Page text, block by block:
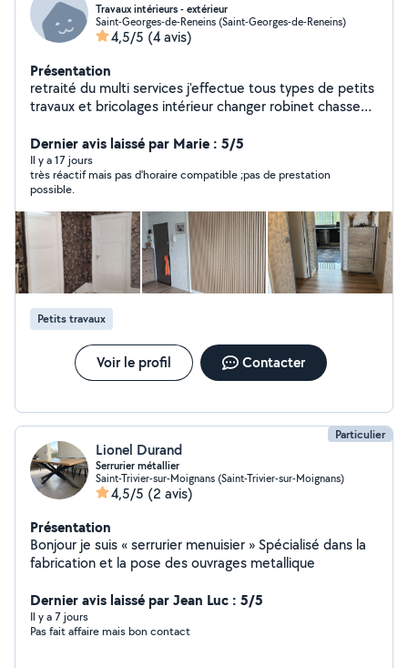
Travaux intérieurs - extérieur
Saint-Georges-de-Reneins (Saint-Georges-de-Reneins)
4,5/5 (4 avis)
Présentation
retraité du multi services j'effectue tous types de petits
travaux et bricolages intérieur changer robinet chasse
Extérieur tonte désherbage petite taille installation
tringles rideaux luminaires étagères, évacuation évier ou
lavabo, entretien extérieur tonte deserbage petite taille
Dernier avis laissé par Marie : 5/5
Il y a 17 jours
très réactif mais pas d'horaire compatible ;pas de prestation
possible.
Petits travaux
Voir le profil Contacter
Particulier
Lionel Durand
Serrurier métallier
Saint-Trivier-sur-Moignans (Saint-Trivier-sur-Moignans)
4,5/5 (2 avis)
Présentation
Bonjour je suis « serrurier menuisier » Spécialisé dans la
fabrication et la pose des ouvrages metallique
Dernier avis laissé par Jean Luc : 5/5
Il y a 7 jours
Pas fait affaire mais bon contact